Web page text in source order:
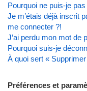
Pourquoi ne puis-je
Je m’étais déjà inscrit
me connecter ?!
J’ai perdu mon mot de
Pourquoi suis-je
À quoi sert «
Préférences et